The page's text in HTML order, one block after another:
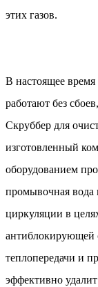
этих газов.
В настоящее
работают без
Скруббер для
изготовленный
оборудованием
промывочная вода
циркуляции в
антиблокирующей
теплопередачи и
эффективно